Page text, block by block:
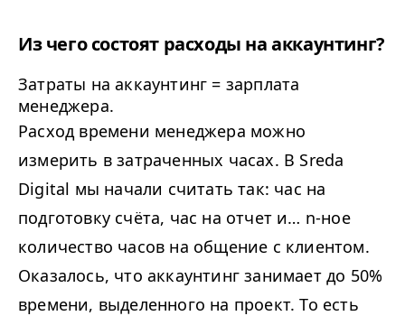
Из чего состоят расходы на аккаунтинг?
Затраты на аккаунтинг = зарплата
менеджера.
Расход времени менеджера можно
измерить в затраченных часах. В Sreda
Digital мы начали считать так: час на
подготовку счёта, час на отчет и… n‑ное
количество часов на общение с клиентом.
Оказалось, что аккаунтинг занимает до 50%
времени, выделенного на проект. То есть